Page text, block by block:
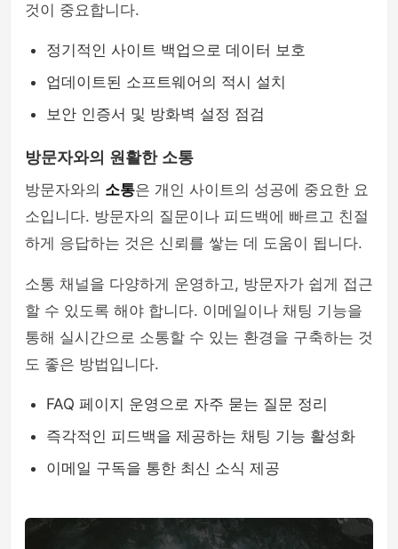
것이 중요합니다.
정기적인 사이트 백업으로 데이터 보호
업데이트된 소프트웨어의 적시 설치
보안 인증서 및 방화벽 설정 점검
방문자와의 원활한 소통
방문자와의 소통은 개인 사이트의 성공에 중요한 요
소입니다. 방문자의 질문이나 피드백에 빠르고 친절
하게 응답하는 것은 신뢰를 쌓는 데 도움이 됩니다.
소통 채널을 다양하게 운영하고, 방문자가 쉽게 접근
할 수 있도록 해야 합니다. 이메일이나 채팅 기능을
통해 실시간으로 소통할 수 있는 환경을 구축하는 것
도 좋은 방법입니다.
FAQ 페이지 운영으로 자주 묻는 질문 정리
즉각적인 피드백을 제공하는 채팅 기능 활성화
이메일 구독을 통한 최신 소식 제공